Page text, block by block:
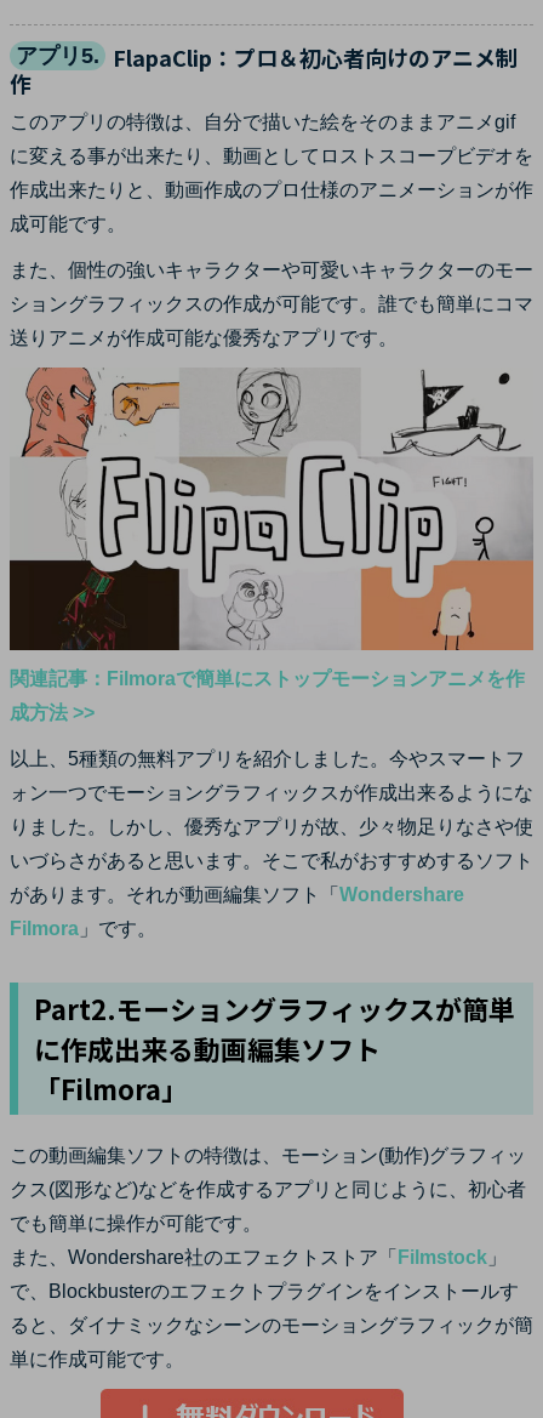
アプリ5.
FlapaClip：プロ＆初心者向けのアニメ制
作
このアプリの特徴は、自分で描いた絵をそのままアニメgif
に変える事が出来たり、動画としてロストスコープビデオを
作成出来たりと、動画作成のプロ仕様のアニメーションが作
成可能です。
また、個性の強いキャラクターや可愛いキャラクターのモー
ショングラフィックスの作成が可能です。誰でも簡単にコマ
送りアニメが作成可能な優秀なアプリです。
関連記事：Filmoraで簡単にストップモーションアニメを作
成方法 >>
以上、5種類の無料アプリを紹介しました。今やスマートフ
ォン一つでモーショングラフィックスが作成出来るようにな
りました。しかし、優秀なアプリが故、少々物足りなさや使
いづらさがあると思います。そこで私がおすすめするソフト
があります。それが動画編集ソフト「 Wondershare
Filmora 」です。
Part2.モーショングラフィックスが簡単
に作成出来る動画編集ソフト
「Filmora」
この動画編集ソフトの特徴は、モーション(動作)グラフィッ
クス(図形など)などを作成するアプリと同じように、初心者
でも簡単に操作が可能です。
また、Wondershare社のエフェクトストア「 Filmstock 」
で、Blockbusterのエフェクトプラグインをインストールす
ると、ダイナミックなシーンのモーショングラフィックが簡
単に作成可能です。